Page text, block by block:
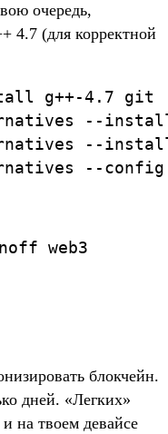
очередь,
4.7 (для корректной
g++-4.7 git
--
--
--config
web3
блокчейн.
дней. «Легких»
на твоем девайсе